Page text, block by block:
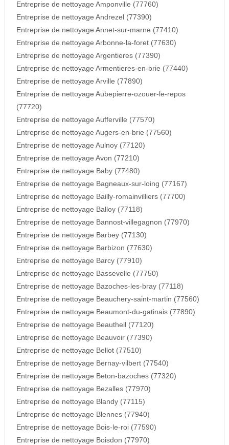
Entreprise de nettoyage Amponville (77760)
Entreprise de nettoyage Andrezel (77390)
Entreprise de nettoyage Annet-sur-marne (77410)
Entreprise de nettoyage Arbonne-la-foret (77630)
Entreprise de nettoyage Argentieres (77390)
Entreprise de nettoyage Armentieres-en-brie (77440)
Entreprise de nettoyage Arville (77890)
Entreprise de nettoyage Aubepierre-ozouer-le-repos
(77720)
Entreprise de nettoyage Aufferville (77570)
Entreprise de nettoyage Augers-en-brie (77560)
Entreprise de nettoyage Aulnoy (77120)
Entreprise de nettoyage Avon (77210)
Entreprise de nettoyage Baby (77480)
Entreprise de nettoyage Bagneaux-sur-loing (77167)
Entreprise de nettoyage Bailly-romainvilliers (77700)
Entreprise de nettoyage Balloy (77118)
Entreprise de nettoyage Bannost-villegagnon (77970)
Entreprise de nettoyage Barbey (77130)
Entreprise de nettoyage Barbizon (77630)
Entreprise de nettoyage Barcy (77910)
Entreprise de nettoyage Bassevelle (77750)
Entreprise de nettoyage Bazoches-les-bray (77118)
Entreprise de nettoyage Beauchery-saint-martin (77560)
Entreprise de nettoyage Beaumont-du-gatinais (77890)
Entreprise de nettoyage Beautheil (77120)
Entreprise de nettoyage Beauvoir (77390)
Entreprise de nettoyage Bellot (77510)
Entreprise de nettoyage Bernay-vilbert (77540)
Entreprise de nettoyage Beton-bazoches (77320)
Entreprise de nettoyage Bezalles (77970)
Entreprise de nettoyage Blandy (77115)
Entreprise de nettoyage Blennes (77940)
Entreprise de nettoyage Bois-le-roi (77590)
Entreprise de nettoyage Boisdon (77970)